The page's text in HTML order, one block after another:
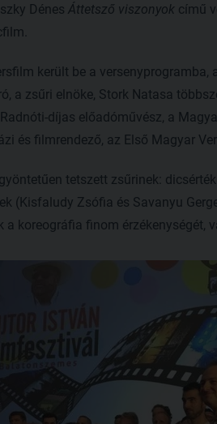
Dénes Áttetsző viszonyok című
került be a versenyprogramba,
a zsűri elnöke, Stork Natasa
díjas előadóművész, a
és filmrendező, az Első Magyar
tetszett zsűrinek:
(Kisfaludy Zsófia és Savanyu
a koreográfia finom érzékenységét,